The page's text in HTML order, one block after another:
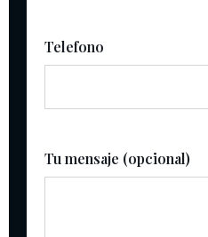
Telefono
Tu mensaje (opcional)